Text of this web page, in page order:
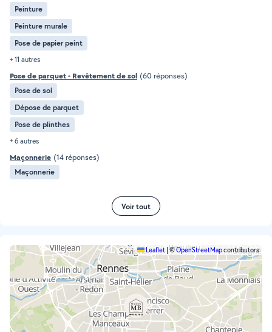
Peinture
Peinture murale
Pose de papier peint
+ 11 autres
Pose de parquet - Revêtement de sol (60 réponses)
Pose de sol
Dépose de parquet
Pose de plinthes
+ 6 autres
Maçonnerie (14 réponses)
Maçonnerie
Voir tout
Leaflet ©OpenStreetMapcontributors